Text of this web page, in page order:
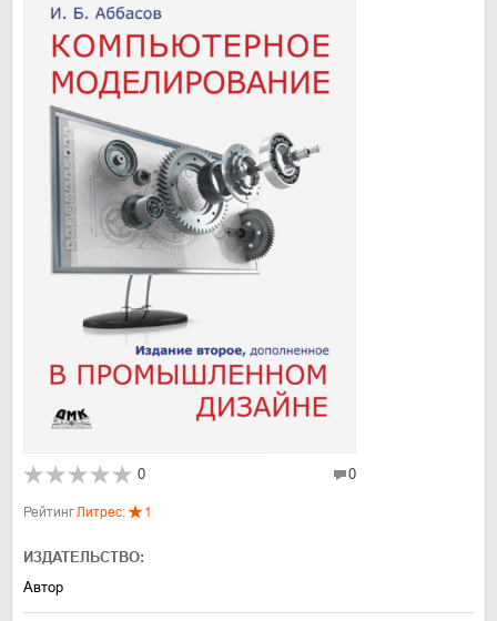
0 0
РейтингЛитрес: 1
ИЗДАТЕЛЬСТВО:
Автор